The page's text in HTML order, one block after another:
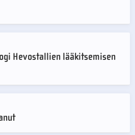
Hevostallien lääkitsemisen